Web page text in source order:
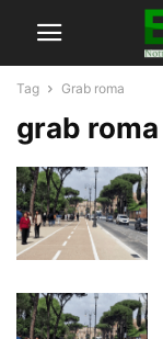
Tag Grab roma
grab roma